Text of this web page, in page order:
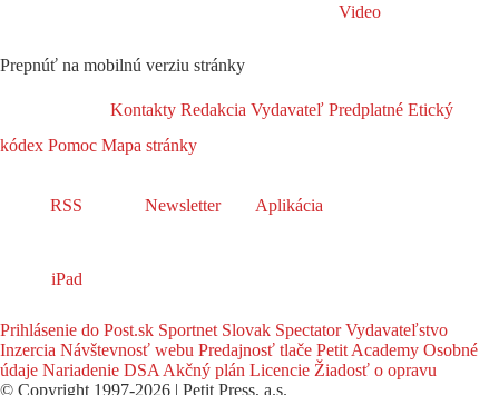
Video
Prepnúť na mobilnú verziu stránky
Kontakty Redakcia Vydavateľ Predplatné Etický
kódex Pomoc Mapa stránky
RSS Newsletter Aplikácia
iPad
Prihlásenie do Post.sk Sportnet Slovak SpectatorVydavateľstvo
Inzercia Návštevnosť webu Predajnosť tlače Petit Academy Osobné
údaje Nariadenie DSA Akčný plán Licencie Žiadosť o opravu
© Copyright 1997-2026 | Petit Press, a.s.